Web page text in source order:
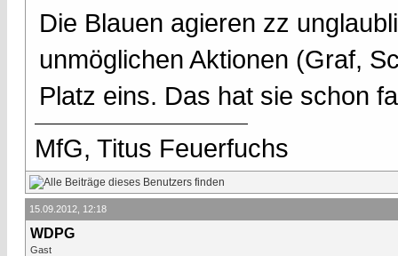
Die Blauen agieren zz
unmöglichen Aktionen (Graf,
Platz eins. Das hat sie schon
MfG, Titus Feuerfuchs
15.09.2012, 12:18
WDPG
Gast